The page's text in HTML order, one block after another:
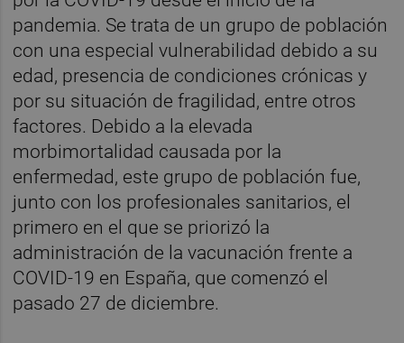
pandemia. Se trata de un grupo de población
con una especial vulnerabilidad debido a su
edad, presencia de condiciones crónicas y
por su situación de fragilidad, entre otros
factores. Debido a la elevada
morbimortalidad causada por la
enfermedad, este grupo de población fue,
junto con los profesionales sanitarios, el
primero en el que se priorizó la
administración de la vacunación frente a
COVID-19 en España, que comenzó el
pasado 27 de diciembre.